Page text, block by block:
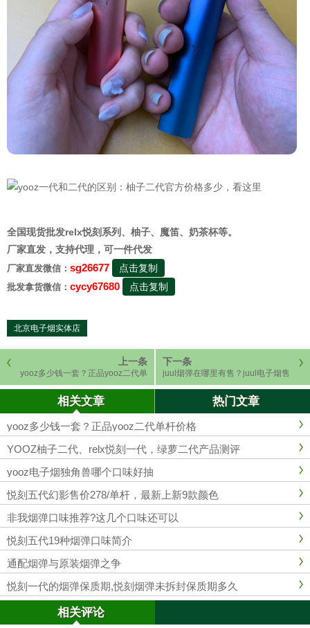
全国现货批发relx悦刻系列、柚子、魔笛、奶茶杯等。
厂家直发，支持代理，可一件代发
厂家直发微信： sg26677 点击复制
批发拿货微信： cycy67680 点击复制
北京电子烟实体店
上一条
yooz多少钱一套？正品yooz二代单
杆价格
下一条
juul烟弹在哪里有售？juul电子烟售
价是多少
相关文章 热门文章
yooz多少钱一套？正品yooz二代单杆价格
YOOZ柚子二代、relx悦刻一代，绿萝二代产品测评
yooz电子烟独角兽哪个口味好抽
悦刻五代幻影售价278/单杆，最新上新9款颜色
非我烟弹口味推荐?这几个口味还可以
悦刻五代19种烟弹口味简介
通配烟弹与原装烟弹之争
悦刻一代的烟弹保质期,悦刻烟弹未拆封保质期多久
相关评论